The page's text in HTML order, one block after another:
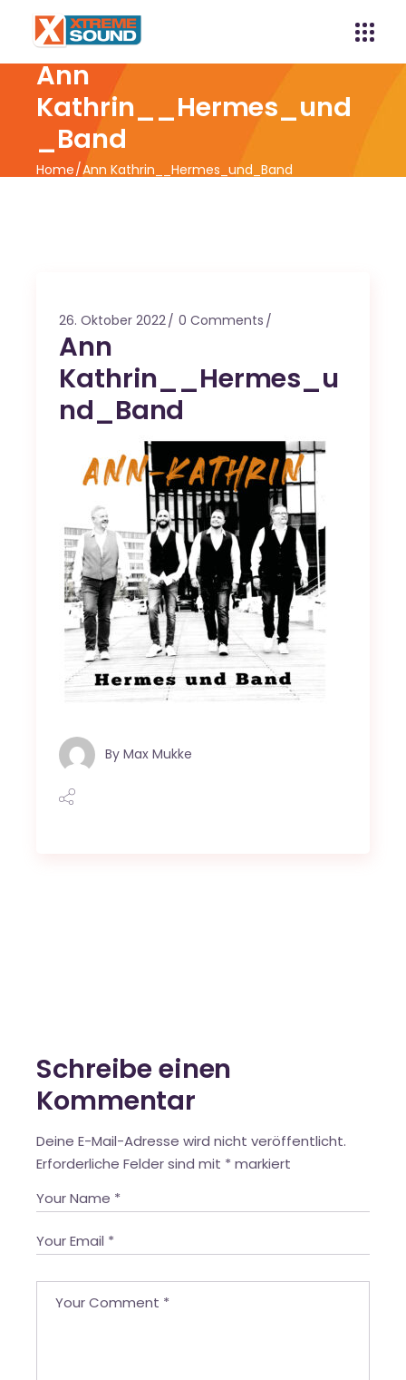
Ann
Kathrin__Hermes_und
_Band
Home Ann Kathrin__Hermes_und_Band
26. Oktober 2022 0 Comments
Ann
Kathrin__Hermes_u
nd_Band
By Max Mukke
Schreibe einen
Kommentar
Deine E-Mail-Adresse wird nicht veröffentlicht.
Erforderliche Felder sind mit * markiert